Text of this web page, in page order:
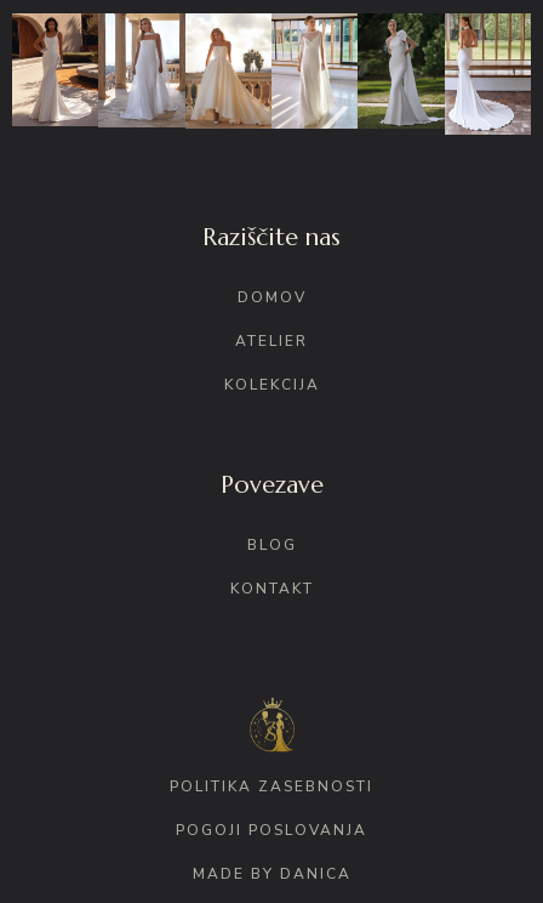
Raziščite nas
DOMOV
ATELIER
KOLEKCIJA
Povezave
BLOG
KONTAKT
POLITIKA ZASEBNOSTI
POGOJI POSLOVANJA
MADE BY DANICA